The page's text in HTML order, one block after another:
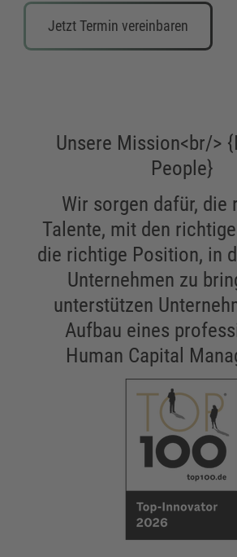
Jetzt Termin vereinbaren
Unsere Mission<br/>
People}
Wir sorgen dafür, die
Talente, mit den
die richtige Position, in
Unternehmen zu
unterstützen
Aufbau eines
Human Capital